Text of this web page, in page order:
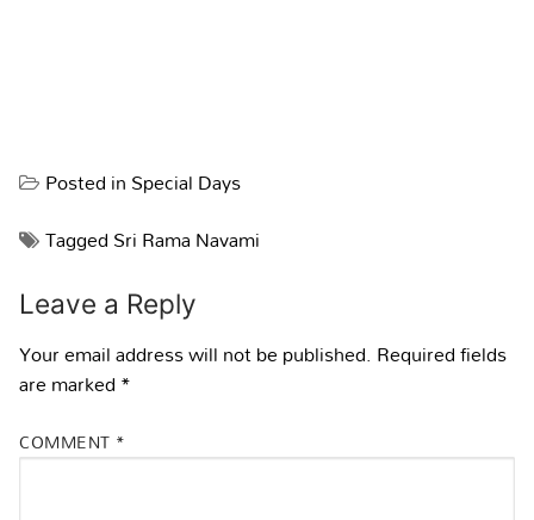
Posted inSpecial Days
TaggedSri Rama Navami
Leave a Reply
Your email address will not be published. Required fields
are marked*
COMMENT *